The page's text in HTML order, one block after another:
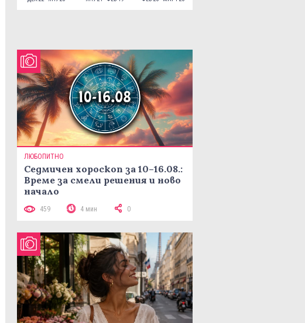
ЛЮБОПИТНО
Седмичен хороскоп за 10–16.08.:
Време за смели решения и ново
начало
459 4 мин 0